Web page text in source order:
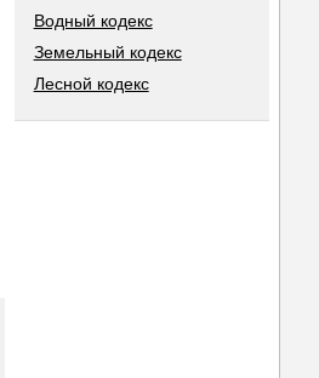
Водный кодекс
Земельный кодекс
Лесной кодекс